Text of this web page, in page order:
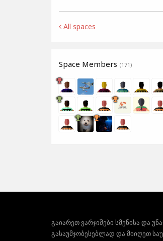
All spaces
Space Members (171)
გაიარეთ ვარჯიშები სმენისა და
გასაუმჯობესებლად და მიიღეთ